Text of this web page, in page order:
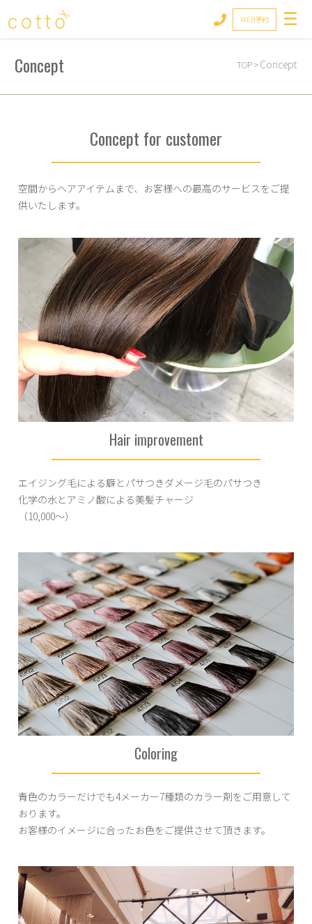
WEB予約
Concept TOP>Concept
Concept for customer
空間からヘアアイテムまで、 お客様への最高のサービスをご提
供いたします。
Hair improvement
エイジング毛による癖とパサつきダメージ毛のパサつき
化学の水とアミノ酸による美髪チャージ
（10,000～）
Coloring
青色のカラーだけでも4メーカー7種類のカラー剤をご用意して
おります。
お客様のイメージに合ったお色をご提供させて頂きます。